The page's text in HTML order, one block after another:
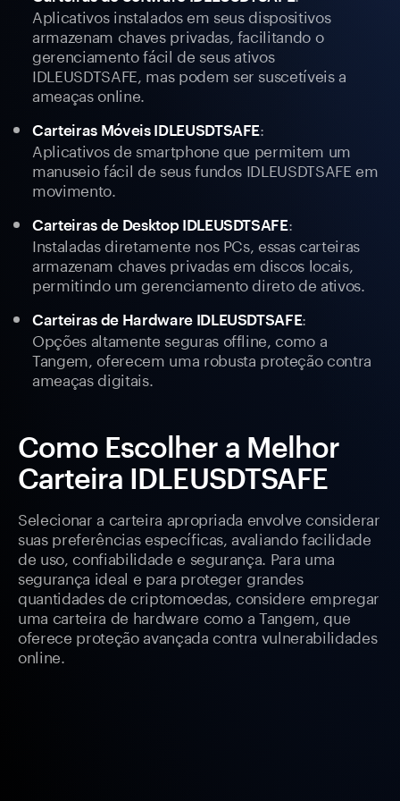
Aplicativos instalados em seus dispositivos
armazenam chaves privadas, facilitando o
gerenciamento fácil de seus ativos
IDLEUSDTSAFE, mas podem ser suscetíveis a
ameaças online.
Carteiras Móveis IDLEUSDTSAFE:
Aplicativos de smartphone que permitem um
manuseio fácil de seus fundos IDLEUSDTSAFE em
movimento.
Carteiras de Desktop IDLEUSDTSAFE:
Instaladas diretamente nos PCs, essas carteiras
armazenam chaves privadas em discos locais,
permitindo um gerenciamento direto de ativos.
Carteiras de Hardware IDLEUSDTSAFE:
Opções altamente seguras offline, como a
Tangem, oferecem uma robusta proteção contra
ameaças digitais.
Como Escolher a Melhor
Carteira IDLEUSDTSAFE
Selecionar a carteira apropriada envolve considerar
suas preferências específicas, avaliando facilidade
de uso, confiabilidade e segurança. Para uma
segurança ideal e para proteger grandes
quantidades de criptomoedas, considere empregar
uma carteira de hardware como a Tangem, que
oferece proteção avançada contra vulnerabilidades
online.